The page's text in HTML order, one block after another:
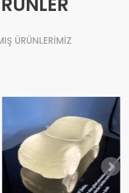
ÜRÜNLERİMİZ